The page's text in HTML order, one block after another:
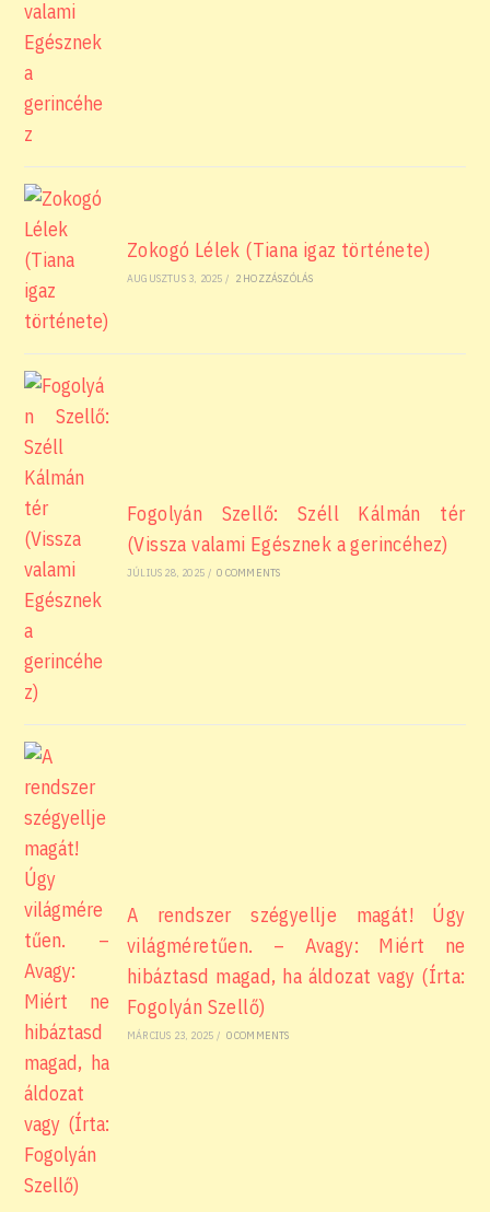
Zokogó Lélek (Tiana igaz története)
AUGUSZTUS 3, 2025 / 2 HOZZÁSZÓLÁS
Fogolyán Szellő: Széll Kálmán tér
(Vissza valami Egésznek a gerincéhez)
JÚLIUS 28, 2025 / 0 COMMENTS
A rendszer szégyellje magát! Úgy
világméretűen. – Avagy: Miért ne
hibáztasd magad, ha áldozat vagy (Írta:
Fogolyán Szellő)
MÁRCIUS 23, 2025 / 0 COMMENTS